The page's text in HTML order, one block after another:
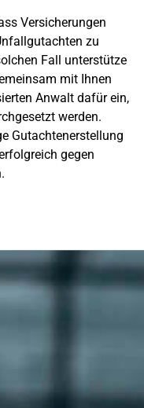
Versicherungen
zu
Fall unterstütze
mit Ihnen
Anwalt dafür ein,
werden.
Gutachtenerstellung
gegen